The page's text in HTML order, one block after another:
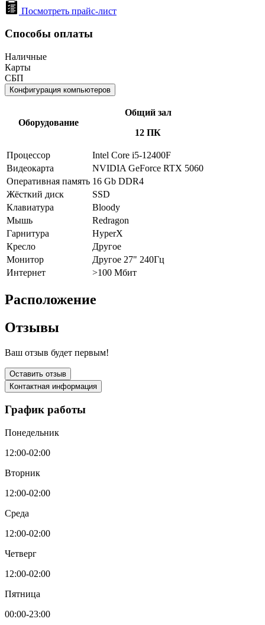
Посмотреть прайс-лист
Способы оплаты
Наличные
Карты
СБП
Конфигурация компьютеров
Оборудование
Общий зал
12 ПК
Процессор
Intel Core i5-12400F
Видеокарта
NVIDIA GeForce RTX 5060
Оперативная память 16 Gb DDR4
Жёсткий диск
SSD
Клавиатура
Bloody
Мышь
Redragon
Гарнитура
HyperX
Кресло
Другое
Монитор
Другое 27" 240Гц
Интернет
>100 Мбит
Расположение
Отзывы
Ваш отзыв будет первым!
Оставить отзыв
Контактная информация
График работы
Понедельник
12:00-02:00
Вторник
12:00-02:00
Среда
12:00-02:00
Четверг
12:00-02:00
Пятница
00:00-23:00